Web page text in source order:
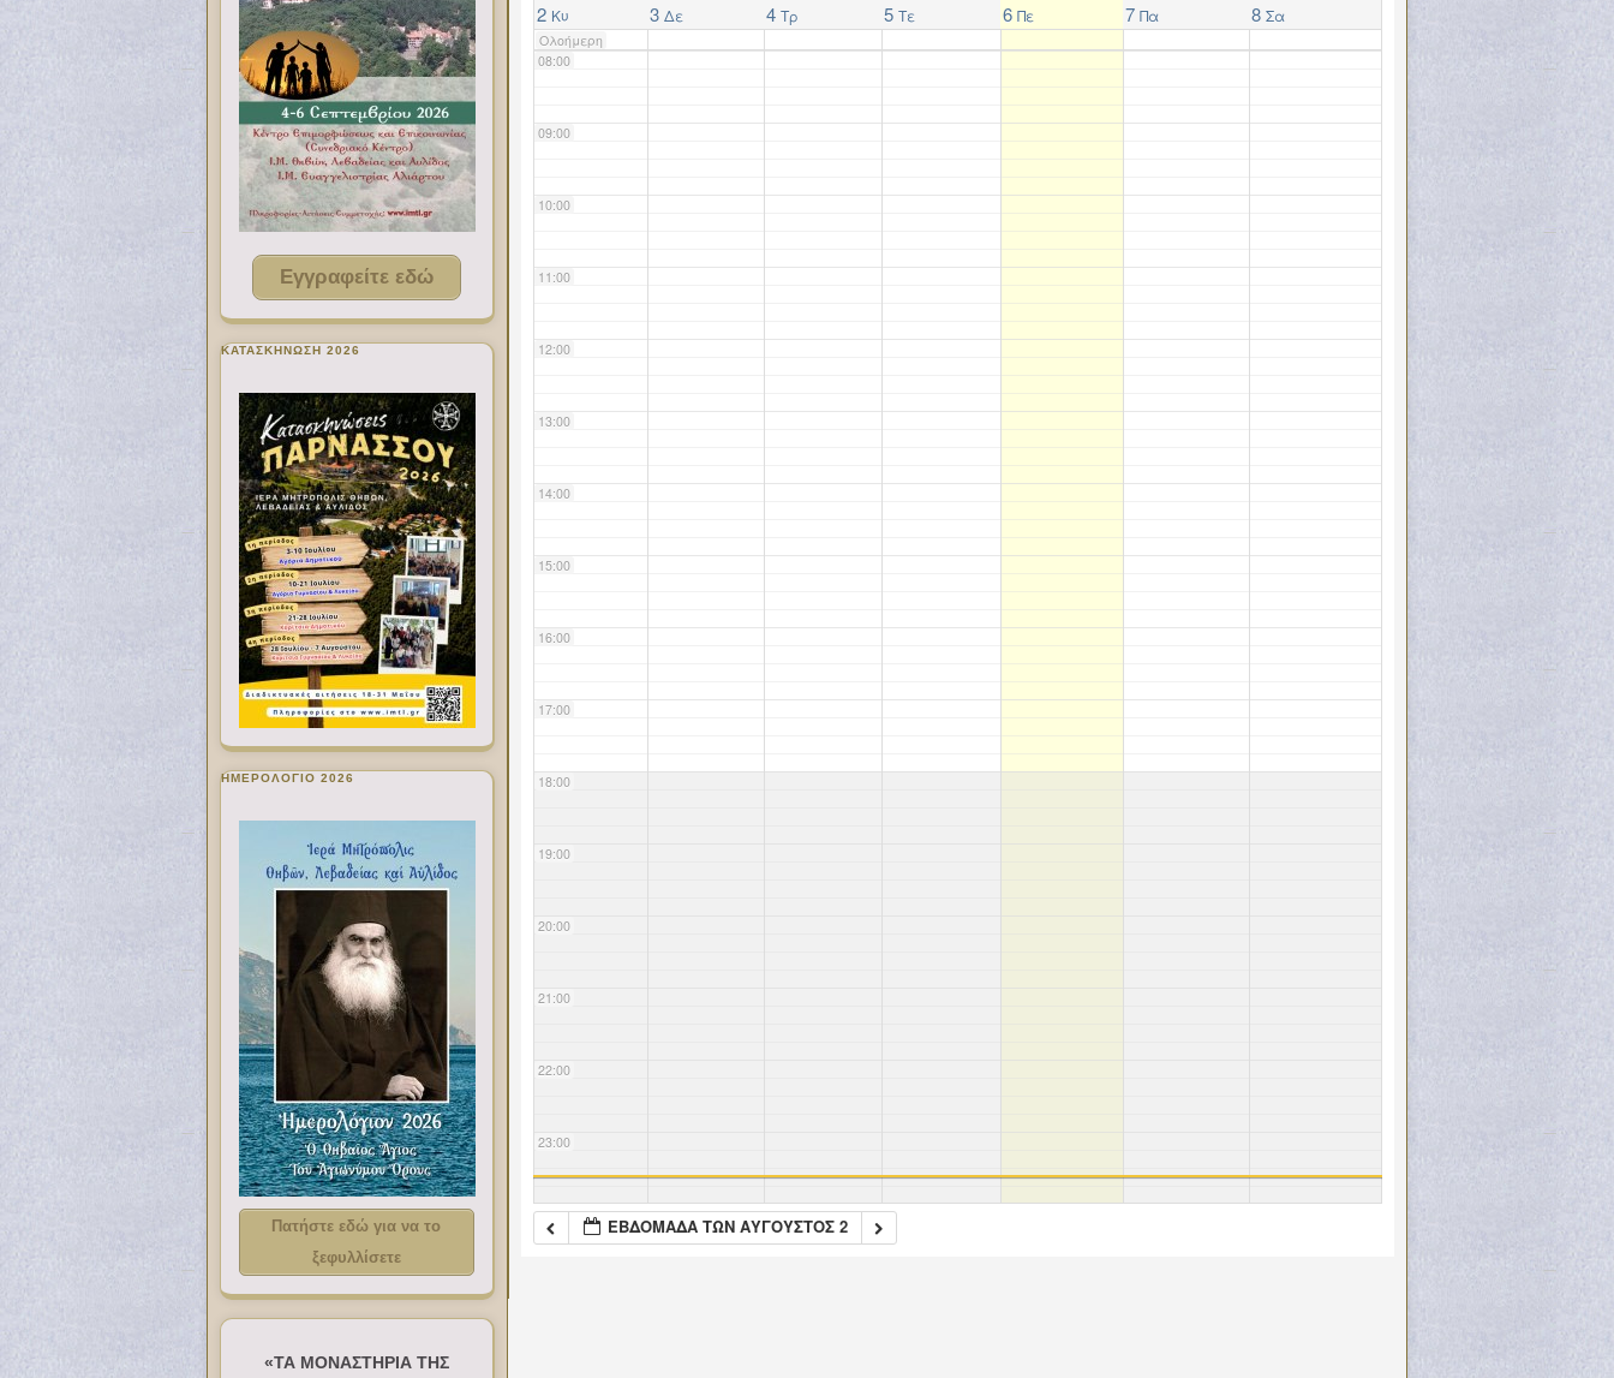
2 Κυ 3 Δε 4 Τρ 5 Τε 6 Πε 7 Πα 8 Σα
Ολοήμερη
08:00
09:00
10:00
11:00
12:00
13:00
14:00
15:00
16:00
17:00
18:00
19:00
20:00
21:00
22:00
23:00
ΕΒΔΟΜΆΔΑ ΤΩΝ ΑΎΓΟΥΣΤΟΣ 2
Εγγραφείτε εδώ
ΚΑΤΑΣΚΗΝΩΣΗ 2026
ΗΜΕΡΟΛΟΓΙΟ 2026
Πατήστε εδώ για να το
ξεφυλλίσετε
«ΤΑ ΜΟΝΑΣΤΗΡΙΑ ΤΗΣ